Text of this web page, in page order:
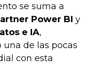
se suma a
Power BI y
e IA,
de las pocas
con esta